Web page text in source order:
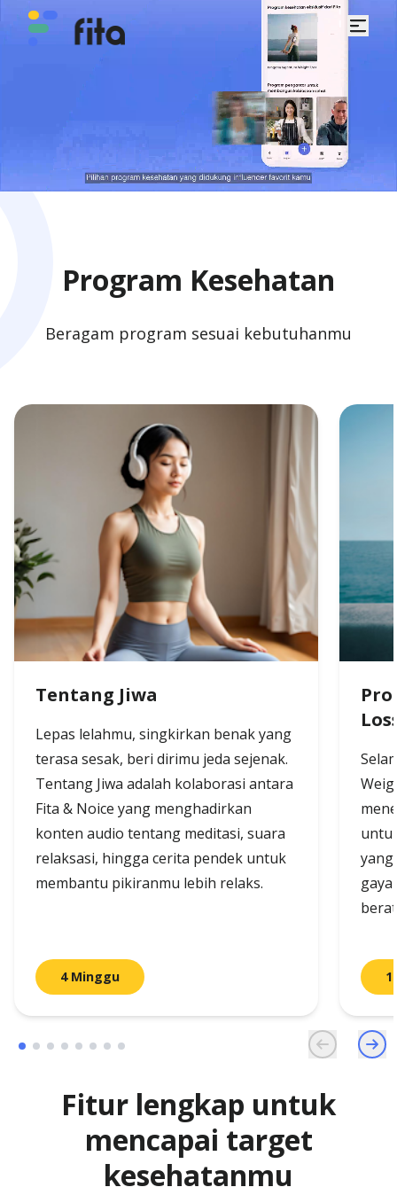
Program Kesehatan
Beragam program sesuai kebutuhanmu
Tentang Jiwa
Lepas lelahmu, singkirkan benak yang
terasa sesak, beri dirimu jeda sejenak.
Tentang Jiwa adalah kolaborasi antara
Fita & Noice yang menghadirkan
konten audio tentang meditasi, suara
relaksasi, hingga cerita pendek untuk
membantu pikiranmu lebih relaks.
4 Minggu
Fitur lengkap untuk
mencapai target
kesehatanmu